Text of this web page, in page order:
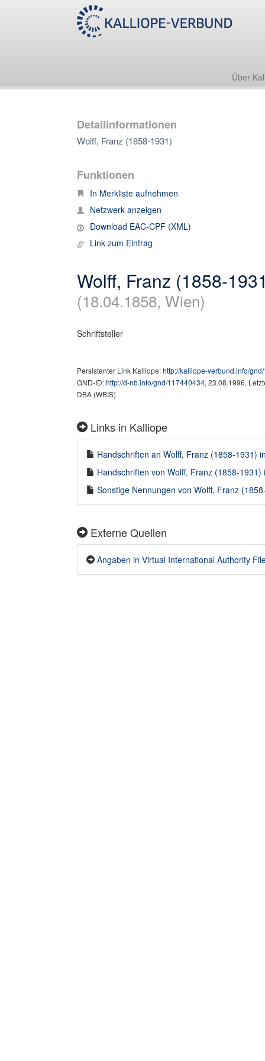
Über
Detailinformationen
Wolff, Franz (1858-1931)
Funktionen
In Merkliste aufnehmen
Netzwerk anzeigen
Download EAC-CPF (XML)
Link zum Eintrag
Wolff, Franz (1858-
(18.04.1858, Wien)
Schriftsteller
Persistenter Link Kalliope:http://kalliope-verbund.info/
GND-ID:http://d-nb.info/gnd/117440434, 23.08.1996,
DBA (WBIS)
Links in Kalliope
Handschriften an Wolff, Franz (1858-1931)
Handschriften von Wolff, Franz (1858-1931)
Sonstige Nennungen von Wolff, Franz
Externe Quellen
Angaben in Virtual International Authority